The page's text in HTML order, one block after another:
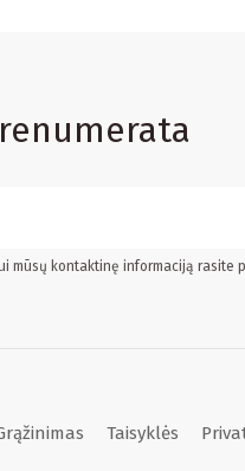
mūsų kontaktinę informaciją rasite
Taisyklės